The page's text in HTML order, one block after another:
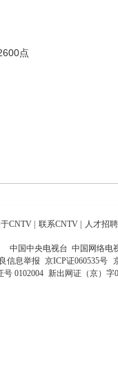
点
CNTV | 联系CNTV | 人才招聘
中国中央电视台 中国网络电
信息举报 京ICP证060535号
0102004 新出网证（京）